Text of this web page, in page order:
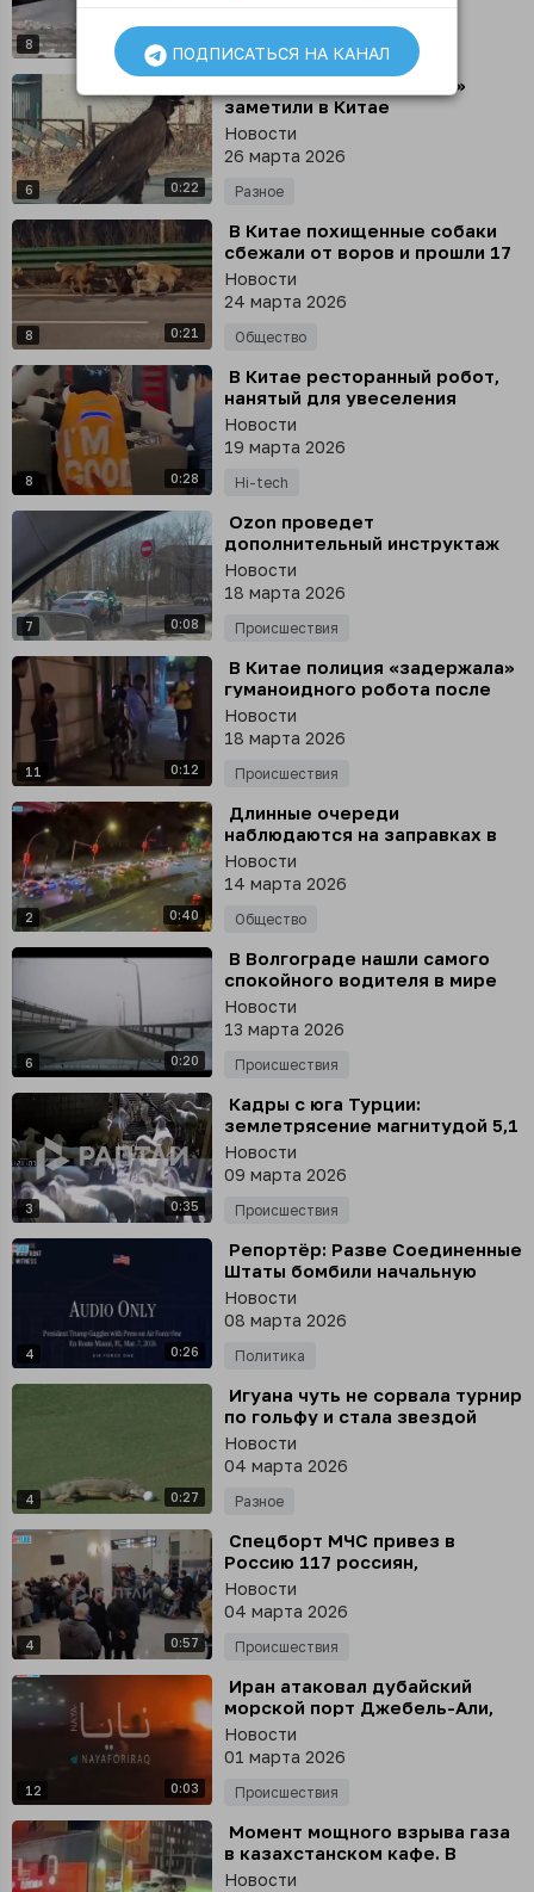
8 Происшествия
6 0:22
⁣ Необычного «пешехода»
заметили в Китае
Новости
26 марта 2026
Разное
8 0:21
⁣ В Китае похищенные собаки
сбежали от воров и прошли 17
км, чтобы вернуться домой
Новости
24 марта 2026
Общество
8 0:28
⁣ В Китае ресторанный робот,
нанятый для увеселения
публики, перегрузился и пошел
вразнос
Новости
19 марта 2026
Hi-tech
7 0:08
⁣ Ozon проведет
дополнительный инструктаж
среди партнеров после
инцидента с курьером
Новости
18 марта 2026
Происшествия
11 0:12
⁣ В Китае полиция «задержала»
гуманоидного робота после
того, как он напугал пожилую
женщину
Новости
18 марта 2026
Происшествия
2 0:40
⁣ Длинные очереди
наблюдаются на заправках в
Китае в преддверии
ожидаемого повышения цен на
топливо
Новости
14 марта 2026
Общество
6 0:20
⁣ В Волгограде нашли самого
спокойного водителя в мире
Новости
13 марта 2026
Происшествия
3 0:35
⁣ Кадры с юга Турции:
землетрясение магнитудой 5,1
вызвало панику среди овец в
провинции Денизли
Новости
09 марта 2026
Происшествия
4 0:26
⁣ Репортëр: Разве Соединенные
Штаты бомбили начальную
школу для девочек на юге
Ирана в первый день войны и
убили 175 человек
Новости
08 марта 2026
Политика
4 0:27
⁣ Игуана чуть не сорвала турнир
по гольфу и стала звездой
Новости
04 марта 2026
Разное
4 0:57
⁣ Спецборт МЧС привез в
Россию 117 россиян,
покинувших Иран через
наземные пункты пропуска
Азербайджана - среди них 54
ребенка
Новости
04 марта 2026
Происшествия
12 0:03
⁣ Иран атаковал дубайский
морской порт Джебель-Али,
один из крупнейших в мире,
где также расположены силы
американского флота
Новости
01 марта 2026
Происшествия
⁣ Момент мощного взрыва газа
в казахстанском кафе. В
данный момент известно о 7
Новости
ПОДПИСАТЬСЯ НА КАНАЛ